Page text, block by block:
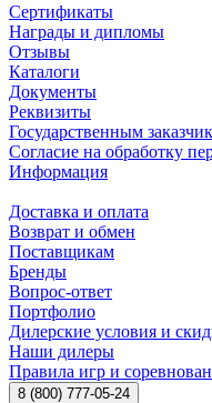
Сертификаты
Награды и дипломы
Отзывы
Каталоги
Документы
Реквизиты
Государственным
Согласие на обработку
Информация
Доставка и оплата
Возврат и обмен
Поставщикам
Бренды
Вопрос-ответ
Портфолио
Дилерские условия и
Наши дилеры
Правила игр и
8 (800) 777-05-24